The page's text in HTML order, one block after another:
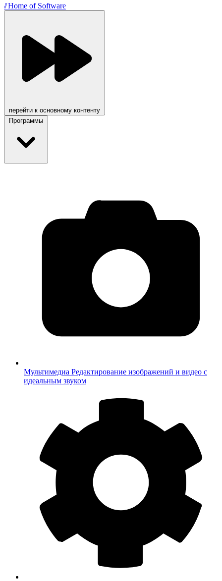
//Home of Software
перейти к основному контенту
Программы
Мультимедиа Редактирование изображений и видео с
идеальным звуком